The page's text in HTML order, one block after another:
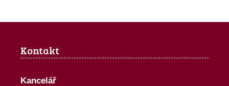
Kontakt
Kancelář